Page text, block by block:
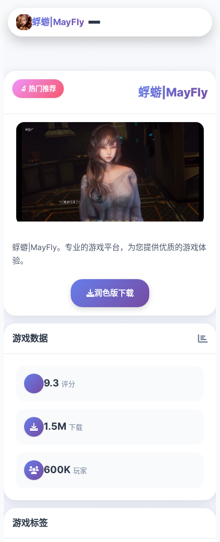
蜉蝣|MayFly
🔬 热门推荐 蜉蝣|MayFly
蜉蝣|MayFly。专业的游戏平台，为您提供优质的游戏体
验。
润色版下载
游戏数据
9.3 评分
1.5M 下载
600K 玩家
游戏标签